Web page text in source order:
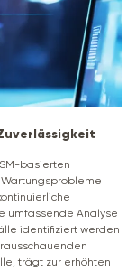
basierten
umfassende Analyse
identifiziert werden
trägt zur erhöhten